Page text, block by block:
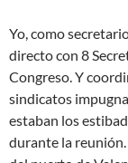
Yo, como
directo con 8
Congreso. Y
sindicatos
estaban los
durante la